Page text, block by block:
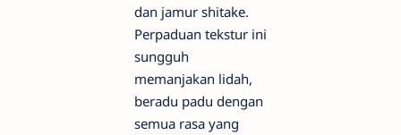
dan jamur shitake.
Perpaduan tekstur ini
sungguh
memanjakan lidah,
beradu padu dengan
semua rasa yang